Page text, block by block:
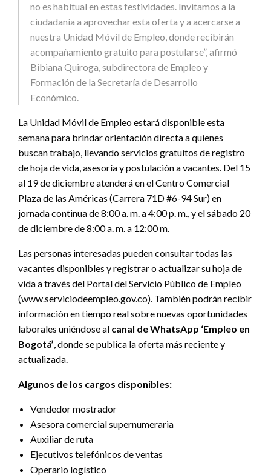
no es habitual en estas festividades. Invitamos a la
ciudadanía a aprovechar esta oferta y a acercarse a
nuestra Unidad Móvil de Empleo, donde recibirán
acompañamiento gratuito para postularse”, afirmó
Bibiana Quiroga, subdirectora de Empleo y
Formación de la Secretaría de Desarrollo
Económico.
La Unidad Móvil de Empleo estará disponible esta
semana para brindar orientación directa a quienes
buscan trabajo, llevando servicios gratuitos de registro
de hoja de vida, asesoría y postulación a vacantes. Del 15
al 19 de diciembre atenderá en el Centro Comercial
Plaza de las Américas (Carrera 71D #6-94 Sur) en
jornada continua de 8:00 a. m. a 4:00 p. m., y el sábado 20
de diciembre de 8:00 a. m. a 12:00 m.
Las personas interesadas pueden consultar todas las
vacantes disponibles y registrar o actualizar su hoja de
vida a través del Portal del Servicio Público de Empleo
(www.serviciodeempleo.gov.co). También podrán recibir
información en tiempo real sobre nuevas oportunidades
laborales uniéndose al canal de WhatsApp ‘Empleo en
Bogotá’, donde se publica la oferta más reciente y
actualizada.
Algunos de los cargos disponibles:
Vendedor mostrador
Asesora comercial supernumeraria
Auxiliar de ruta
Ejecutivos telefónicos de ventas
Operario logístico